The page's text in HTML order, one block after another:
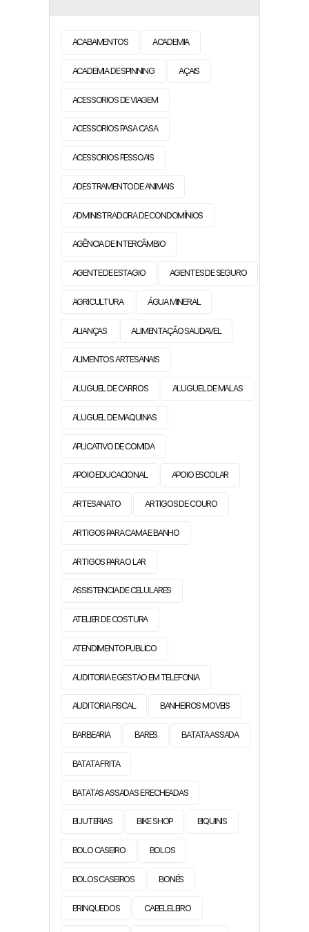
ACABAMENTOS ACADEMIA
ACADEMIA DE SPINNING AÇAIS
ACESSORIOS DE VIAGEM
ACESSORIOS PASA CASA
ACESSORIOS PESSOAIS
ADESTRAMENTO DE ANIMAIS
ADMINISTRADORA DE CONDOMÍNIOS
AGÊNCIA DE INTERCÂMBIO
AGENTE DE ESTAGIO AGENTES DE SEGURO
AGRICULTURA ÁGUA MINERAL
ALIANÇAS ALIMENTAÇÃO SAUDAVEL
ALIMENTOS ARTESANAIS
ALUGUEL DE CARROS ALUGUEL DE MALAS
ALUGUEL DE MAQUINAS
APLICATIVO DE COMIDA
APOIO EDUCACIONAL APOIO ESCOLAR
ARTESANATO ARTIGOS DE COURO
ARTIGOS PARA CAMA E BANHO
ARTIGOS PARA O LAR
ASSISTENCIA DE CELULARES
ATELIER DE COSTURA
ATENDIMENTO PUBLICO
AUDITORIA E GESTAO EM TELEFONIA
AUDITORIA FISCAL BANHEIROS MOVEIS
BARBEARIA BARES BATATA ASSADA
BATATA FRITA
BATATAS ASSADAS E RECHEADAS
BIJUTERIAS BIKE SHOP BIQUINIS
BOLO CASEIRO BOLOS
BOLOS CASEIROS BONÉS
BRINQUEDOS CABELELEIRO